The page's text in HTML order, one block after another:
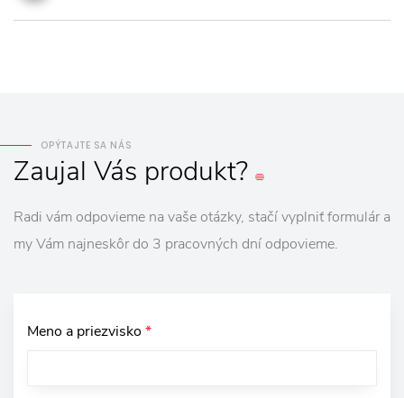
OPÝTAJTE SA NÁS
Zaujal Vás produkt?
Radi vám odpovieme na vaše otázky, stačí vyplniť formulár a
my Vám najneskôr do 3 pracovných dní odpovieme.
Meno a priezvisko *